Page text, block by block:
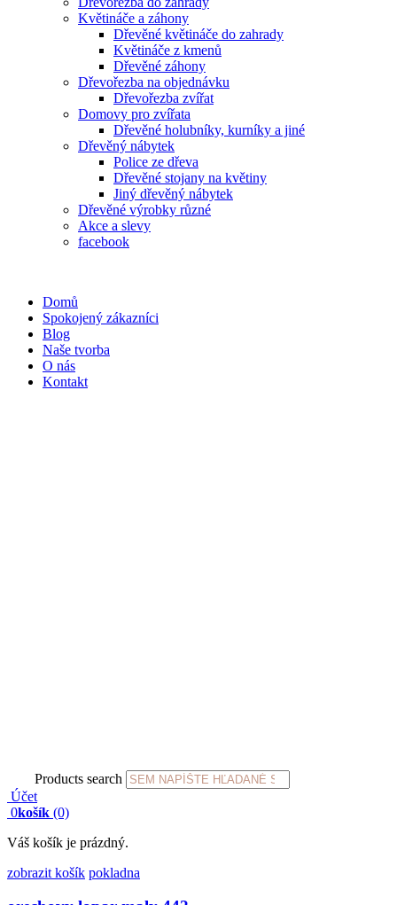
Květináče a záhony
Dřevěné květináče do zahrady
Květináče z kmenů
Dřevěné záhony
Dřevořezba na objednávku
Dřevořezba zvířat
Domovy pro zvířata
Dřevěné holubníky, kurníky a jiné
Dřevěný nábytek
Police ze dřeva
Dřevěné stojany na květiny
Jiný dřevěný nábytek
Dřevěné výrobky různé
Akce a slevy
facebook
Domů
Spokojený zákazníci
Blog
Naše tvorba
O nás
Kontakt
Products search
Účet
0košík (0)
Váš košík je prázdný.
zobrazit košík pokladna